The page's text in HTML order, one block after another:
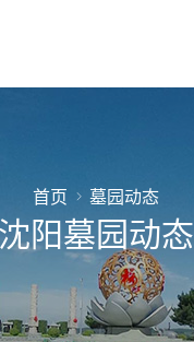
首页 墓园动态
沈阳墓园动态